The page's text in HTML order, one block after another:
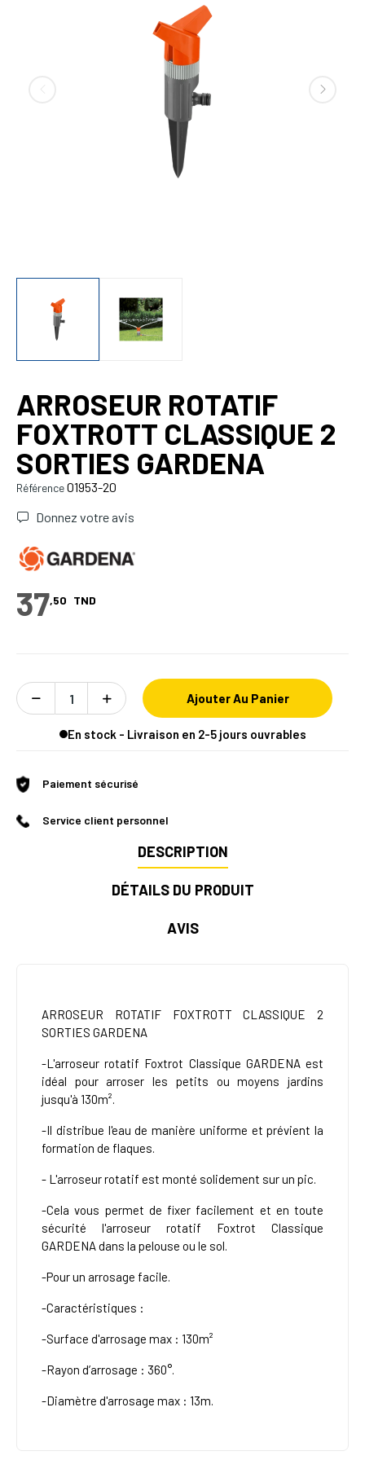
ARROSEUR ROTATIF
FOXTROTT CLASSIQUE 2
SORTIES GARDENA
Référence01953-20
Donnez votre avis
37,50 TND
Ajouter Au Panier
En stock - Livraison en 2-5 jours ouvrables
Paiement sécurisé
Service client personnel
DESCRIPTION
DÉTAILS DU PRODUIT
AVIS
ARROSEUR ROTATIF FOXTROTT CLASSIQUE 2
SORTIES GARDENA
-L'arroseur rotatif Foxtrot Classique GARDENA est
idéal pour arroser les petits ou moyens jardins
jusqu'à 130m².
-Il distribue l'eau de manière uniforme et prévient la
formation de flaques.
- L'arroseur rotatif est monté solidement sur un pic.
-Cela vous permet de fixer facilement et en toute
sécurité l'arroseur rotatif Foxtrot Classique
GARDENA dans la pelouse ou le sol.
-Pour un arrosage facile.
-Caractéristiques :
-Surface d'arrosage max : 130m²
-Rayon d’arrosage : 360°.
-Diamètre d'arrosage max : 13m.